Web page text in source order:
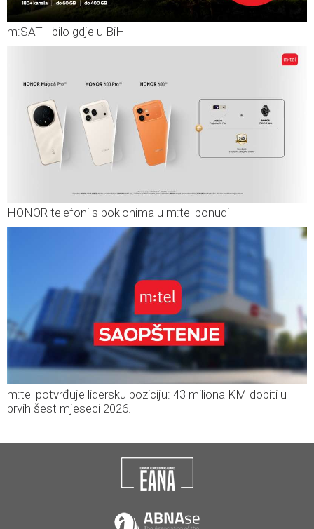
m:SAT - bilo gdje u BiH
HONOR telefoni s poklonima u m:tel ponudi
m:tel potvrđuje lidersku poziciju: 43 miliona KM dobiti u
prvih šest mjeseci 2026.